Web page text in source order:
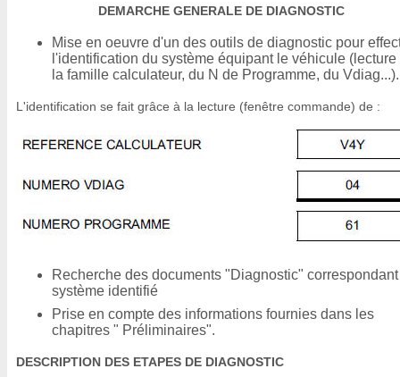
DEMARCHE GENERALE DE DIAGNOSTIC
Mise en oeuvre d'un des outils de diagnostic pour
l'identification du système équipant le véhicule (lecture
la famille calculateur, du N de Programme, du Vdiag...).
L'identification se fait grâce à la lecture (fenêtre commande) de :
Recherche des documents "Diagnostic"
système identifié
Prise en compte des informations fournies dans les
chapitres " Préliminaires".
DESCRIPTION DES ETAPES DE DIAGNOSTIC